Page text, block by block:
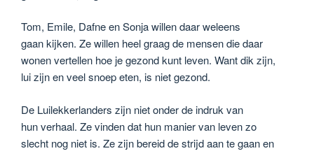
Tom, Emile, Dafne en Sonja willen daar weleens
gaan kijken. Ze willen heel graag de mensen die daar
wonen vertellen hoe je gezond kunt leven. Want dik zijn,
lui zijn en veel snoep eten, is niet gezond.
De Luilekkerlanders zijn niet onder de indruk van
hun verhaal. Ze vinden dat hun manier van leven zo
slecht nog niet is. Ze zijn bereid de strijd aan te gaan en